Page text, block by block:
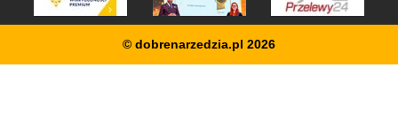
© dobrenarzedzia.pl 2026